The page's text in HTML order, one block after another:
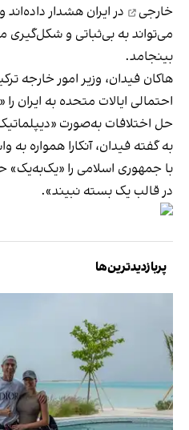
خارجی
در ایران هشدار
می‌تواند به بی‌ثباتی و شکل‌گیری
بینجامد.
هاکان فیدان، وزیر امور خارجه
احتمالی ایالات متحده به ایران
حل اختلافات به‌صورت
به گفته فیدان، آنکارا همواره
با جمهوری اسلامی را
در قالب یک بسته نبیند».
پربازدیدترین‌ها